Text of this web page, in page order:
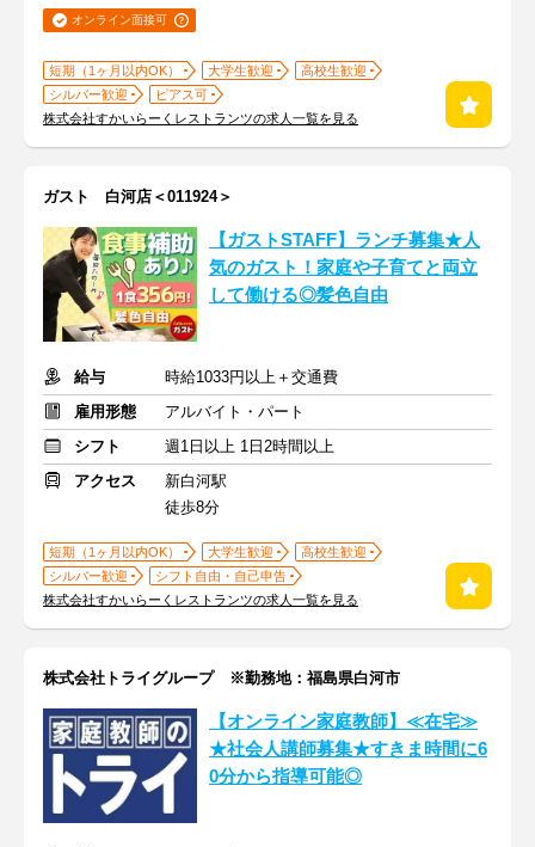
オンライン面接可
短期（1ヶ月以内OK） 大学生歓迎
高校生歓迎
シルバー歓迎
ピアス可
株式会社すかいらーくレストランツの求人一覧を見る
ガスト 白河店＜011924＞
【ガストSTAFF】ランチ募集★人
気のガスト！家庭や子育てと両立
して働ける◎髪色自由
給与
時給1033円以上＋交通費
雇用形態
アルバイト・パート
シフト
週1日以上 1日2時間以上
アクセス
新白河駅
徒歩8分
短期（1ヶ月以内OK） 大学生歓迎
高校生歓迎
シルバー歓迎
シフト自由・自己申告
株式会社すかいらーくレストランツの求人一覧を見る
株式会社トライグループ ※勤務地：福島県白河市
【オンライン家庭教師】≪在宅≫
★社会人講師募集★すきま時間に6
0分から指導可能◎